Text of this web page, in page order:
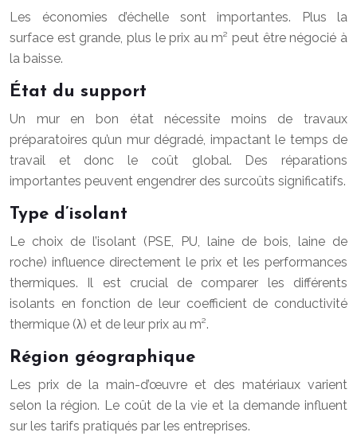
Les économies d’échelle sont importantes. Plus la
surface est grande, plus le prix au m² peut être négocié à
la baisse.
État du support
Un mur en bon état nécessite moins de travaux
préparatoires qu’un mur dégradé, impactant le temps de
travail et donc le coût global. Des réparations
importantes peuvent engendrer des surcoûts significatifs.
Type d’isolant
Le choix de l’isolant (PSE, PU, laine de bois, laine de
roche) influence directement le prix et les performances
thermiques. Il est crucial de comparer les différents
isolants en fonction de leur coefficient de conductivité
thermique (λ) et de leur prix au m².
Région géographique
Les prix de la main-d’œuvre et des matériaux varient
selon la région. Le coût de la vie et la demande influent
sur les tarifs pratiqués par les entreprises.